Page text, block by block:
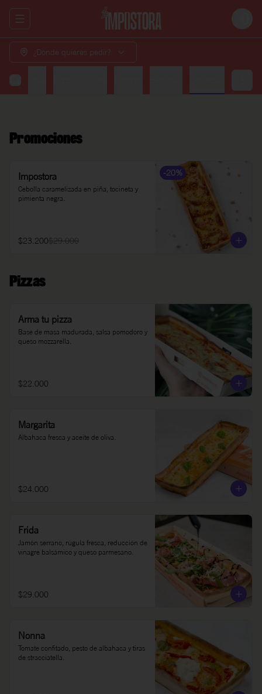
Abrir menu de navegación Login
¿Dónde quieres pedir?
Ensaladas
Promociones
-20%
Impostora
Cebolla caramelizada en piña, tocineta y
pimienta negra.
$23.200$29.000
Pizzas
Arma tu pizza
Base de masa madurada, salsa pomodoro y
queso mozzarella.
$22.000
Margarita
Albahaca fresca y aceite de oliva.
$24.000
Frida
Jamón serrano, rúgula fresca, reducción de
vinagre balsámico y queso parmesano.
$29.000
Nonna
Tomate confitado, pesto de albahaca y tiras
de stracciatella.